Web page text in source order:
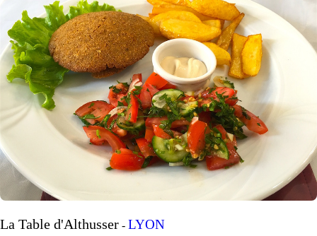
La Table d'Althusser - LYON